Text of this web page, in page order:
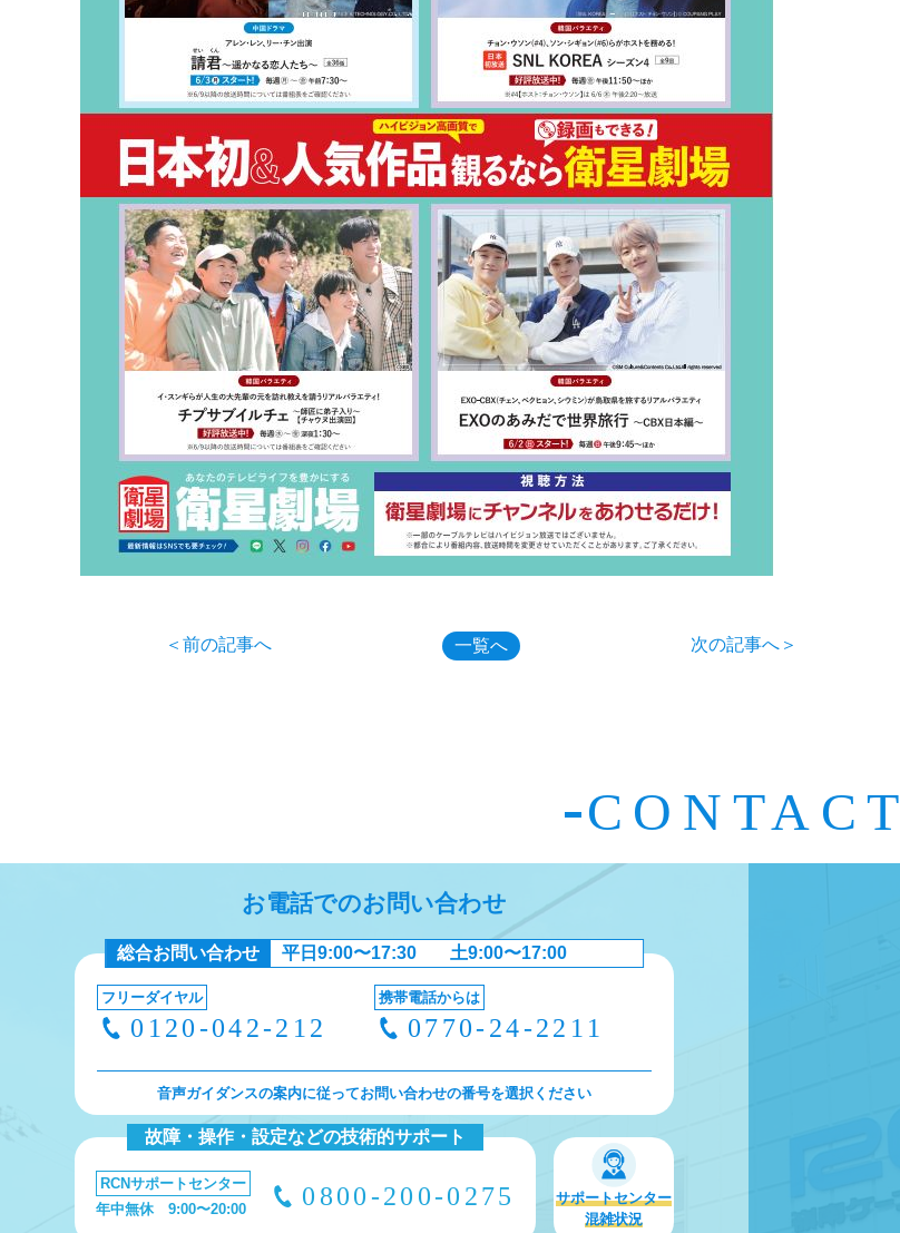
＜前の記事へ 一覧へ 次の記事へ＞
CONTACT
お電話でのお問い合わせ
総合お問い合わせ 平日9:00〜17:30 土9:00〜17:00
フリーダイヤル
0120-042-212
携帯電話からは
0770-24-2211
音声ガイダンスの案内に従ってお問い合わせの番号を選択ください
故障・操作・設定などの技術的サポート
RCNサポートセンター
年中無休 9:00〜20:00
0800-200-0275
サポートセンター
混雑状況